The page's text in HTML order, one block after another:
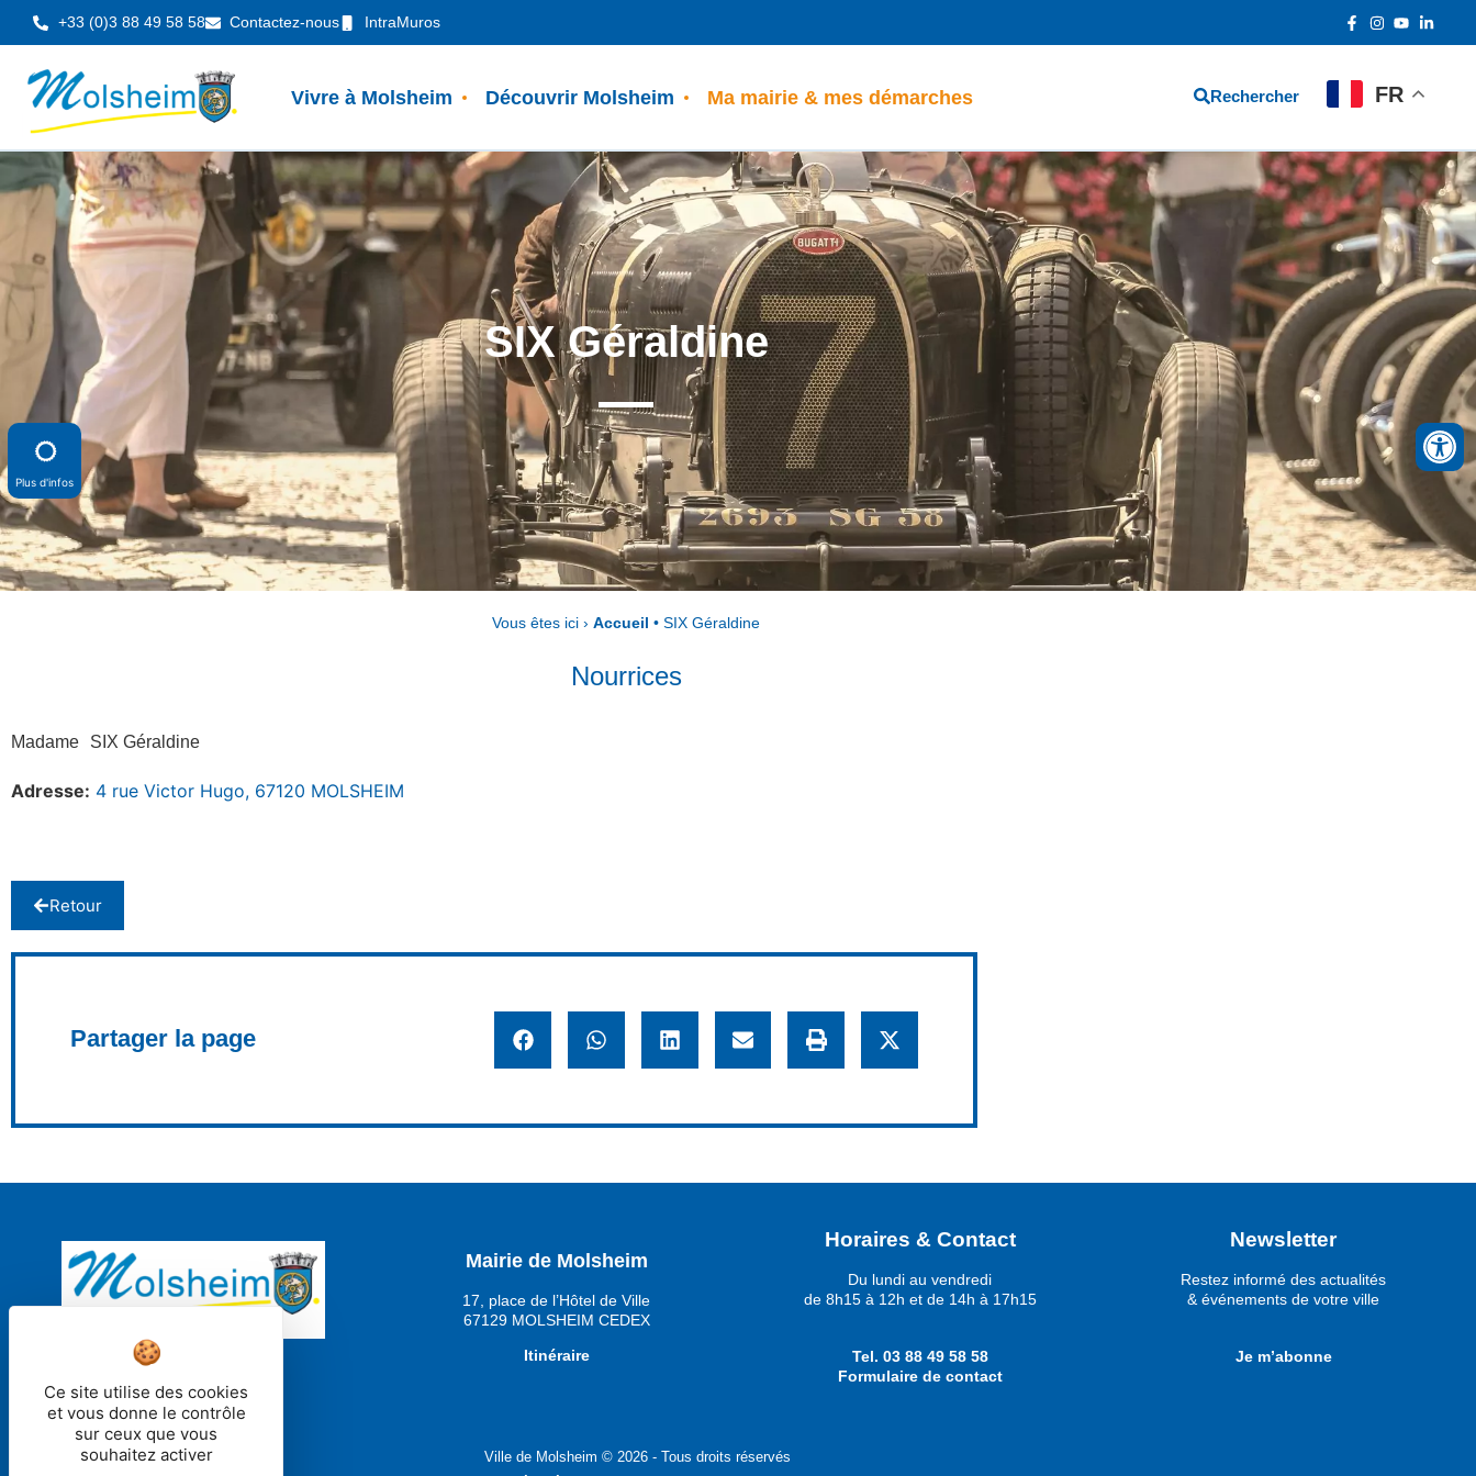
+33 (0)3 88 49 58 58 Contactez-nous IntraMuros
Vivre à Molsheim Découvrir Molsheim Ma mairie & mes démarches Rechercher FR
SIX Géraldine
Vous êtes ici › Accueil • SIX Géraldine
Nourrices
Madame SIX Géraldine
Adresse: 4 rue Victor Hugo, 67120 MOLSHEIM
Retour
Partager la page
Mairie de Molsheim
17, place de l’Hôtel de Ville
67129 MOLSHEIM CEDEX
Itinéraire
Horaires & Contact
Du lundi au vendredi
de 8h15 à 12h et de 14h à 17h15
Tel. 03 88 49 58 58
Formulaire de contact
Newsletter
Restez informé des actualités
& événements de votre ville
Je m’abonne
Ville de Molsheim © 2026 - Tous droits réservés
Plus d'infos
Panneau de gestion des cookies
Ce site utilise des cookies
et vous donne le contrôle
sur ceux que vous
souhaitez activer